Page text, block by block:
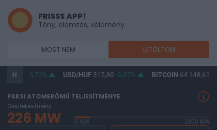
FRISSS APP!
Tény, elemzés, vélemény
MOST NEM LETÖLTÖM
364,33 0,72% USD/HUF315,80 0,87% BITCOIN64 148,61
PAKSI ATOMERŐMŰ TELJESÍTMÉNYE
Összteljesítmény
226 MW 0 MW
2000 MW